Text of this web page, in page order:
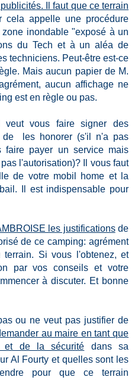
Il faut que ce terrain
cela appelle une procédure
inondable "exposé à un
du Tech et à un aléa de
techniciens. Peut-être est-ce
Mais aucun papier de M.
aucun affichage ne
est en règle ou pas.
veut vous faire signer des
de les honorer (s'il n'a pas
faire payer un service mais
l'autorisation)? Il vous faut
de votre mobil home et la
Il est indispensable pour
les justificationsde
de ce camping: agrément
terrain. Si vous l'obtenez, et
par vos conseils et votre
à discuter. Et bonne
ou ne veut pas justifier de
au maire en tant que
et de la sécurité dans sa
Al Fourty et quelles sont les
pour que ce terrain